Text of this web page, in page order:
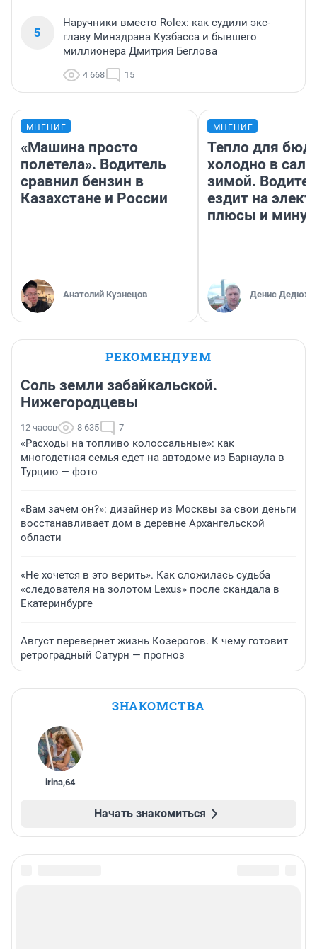
5
Наручники вместо Rolex: как судили экс-
главу Минздрава Кузбасса и бывшего
миллионера Дмитрия Беглова
4 668 15
МНЕНИЕ
«Машина просто
полетела». Водитель
сравнил бензин в
Казахстане и России
Анатолий Кузнецов
МНЕНИЕ
Тепло для
холодно в
зимой.
ездит на
плюсы и
Денис
РЕКОМЕНДУЕМ
Соль земли забайкальской.
Нижегородцевы
12 часов 8 635 7
«Расходы на топливо колоссальные»: как
многодетная семья едет на автодоме из Барнаула в
Турцию — фото
«Вам зачем он?»: дизайнер из Москвы за свои деньги
восстанавливает дом в деревне Архангельской
области
«Не хочется в это верить». Как сложилась судьба
«следователя на золотом Lexus» после скандала в
Екатеринбурге
Август перевернет жизнь Козерогов. К чему готовит
ретроградный Сатурн — прогноз
ЗНАКОМСТВА
irina,64
Начать знакомиться